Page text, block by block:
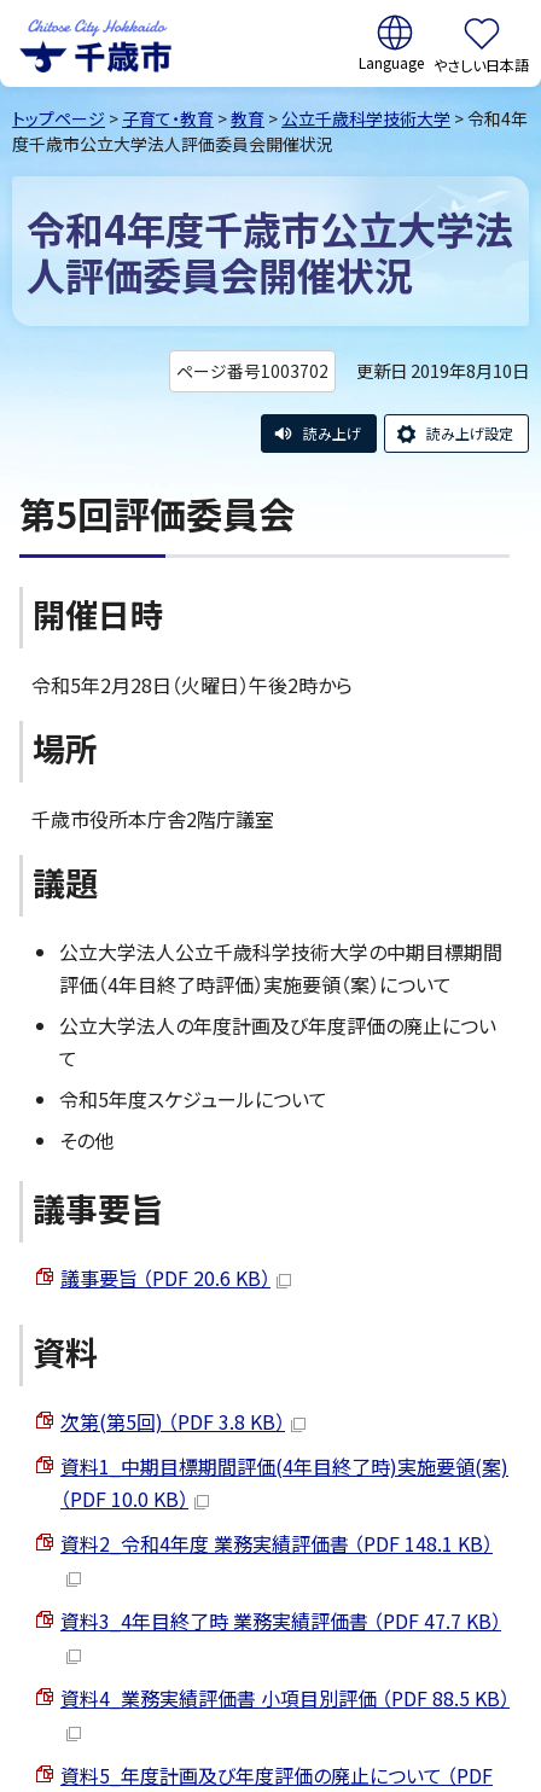
千歳市Chitose
City Hokkaido
翻訳:
やさしい日本語
トップページ > 子育て・教育 >教育 > 公立千歳科学技術大学 > 令和4年
度千歳市公立大学法人評価委員会開催状況
令和4年度千歳市公立大学法
人評価委員会開催状況
ページ番号1003702 更新日 2019年8月10日
読み上げ 読み上げ設定
第5回評価委員会
開催日時
令和5年2月28日（火曜日）午後2時から
場所
千歳市役所本庁舎2階庁議室
議題
公立大学法人公立千歳科学技術大学の中期目標期間
評価（4年目終了時評価）実施要領（案）について
公立大学法人の年度計画及び年度評価の廃止につい
て
令和5年度スケジュールについて
その他
議事要旨
議事要旨 （PDF 20.6 KB）
資料
次第(第5回) （PDF 3.8 KB）
資料1_中期目標期間評価(4年目終了時)実施要領(案)
（PDF 10.0 KB）
資料2_令和4年度 業務実績評価書 （PDF 148.1 KB）
資料3_4年目終了時 業務実績評価書 （PDF 47.7 KB）
資料4_業務実績評価書 小項目別評価 （PDF 88.5 KB）
資料5_年度計画及び年度評価の廃止について （PDF